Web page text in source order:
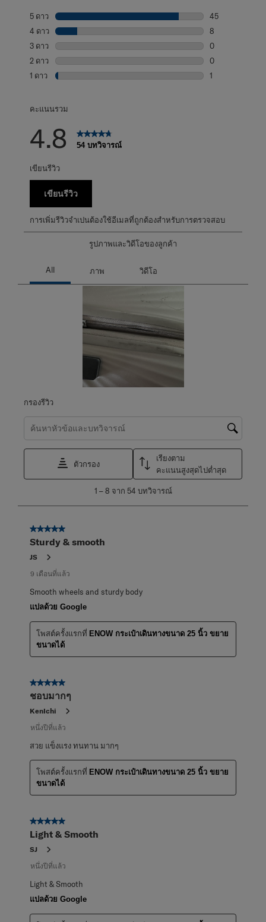
5 ดาว ดาว
45
บทวิจารณ์45 บท
4 ดาว ดาว
8
บทวิจารณ์8 บท
3 ดาว ดาว
0
บทวิจารณ์0 บท
2 ดาว ดาว
0
บทวิจารณ์0 บท
1 ดาว ดาว
1
คะแนนรวม
4.8 54 บทวิจารณ์
เขียนรีวิว
เขียนรีวิว
การเพิ่มรีวิวจำเปนต้องใช้อีเมลที่ถูกต้องสำหรับการตรวจสอบ
รูปภาพและวิดีโอของลูกค้า
กรองรีวิว
ค้นหาหัวข้อและตรวจสอบภูมิภาคการค้นหา
ตัวกรอง
เรียงตาม
คะแนนสูงสุดไปต่ำสุด
8
วิจารณ์
1 – 8 จาก 54 บทวิจารณ์
5 จาก 5 ดาว
Sturdy & smooth
JS
9 เดือนที่แล้ว
Smooth wheels and sturdy body
แปลด้วย Google
โพสต์ครั้งแรกที่ ENOW กระเป๋าเดินทางขนาด 25 นิ้ว ขยาย
ขนาดได้
5 จาก 5 ดาว
ชอบมากๆ
KenIchi
หนึ่งปีที่แล้ว
สวย แข็งแรง ทนทาน มากๆ
โพสต์ครั้งแรกที่ ENOW กระเป๋าเดินทางขนาด 25 นิ้ว ขยาย
ขนาดได้
5 จาก 5 ดาว
Light & Smooth
SJ
หนึ่งปีที่แล้ว
Light & Smooth
แปลด้วย Google